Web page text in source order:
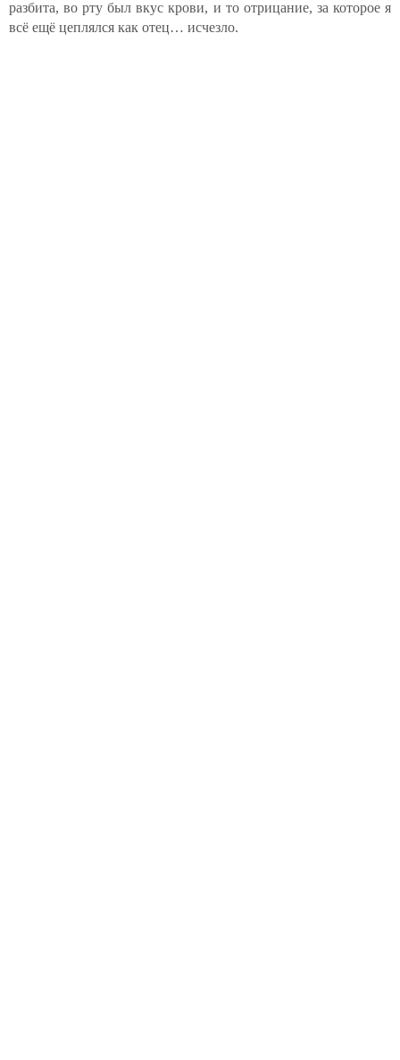
разбита, во рту был вкус крови, и то отрицание, за которое я
всё ещё цеплялся как отец… исчезло.